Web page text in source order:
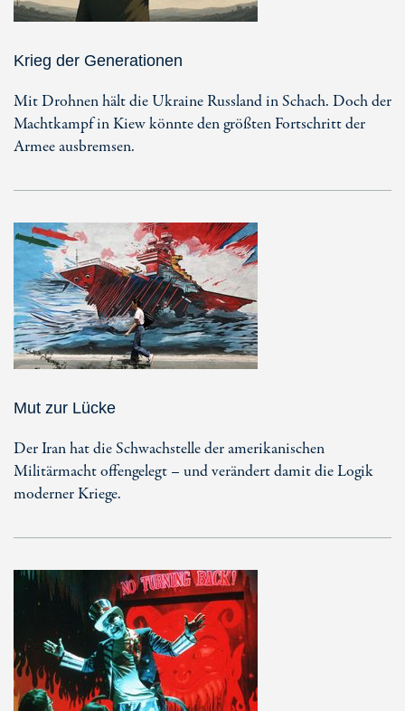
Krieg der Generationen
Mit Drohnen hält die Ukraine Russland in Schach. Doch der
Machtkampf in Kiew könnte den größten Fortschritt der
Armee ausbremsen.
Mut zur Lücke
Der Iran hat die Schwachstelle der amerikanischen
Militärmacht offengelegt – und verändert damit die Logik
moderner Kriege.